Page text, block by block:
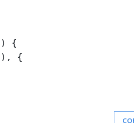
) {
), {